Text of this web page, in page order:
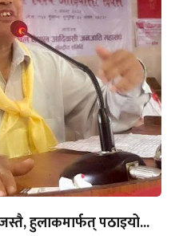
हुलाकमार्फत् पठाइयो...